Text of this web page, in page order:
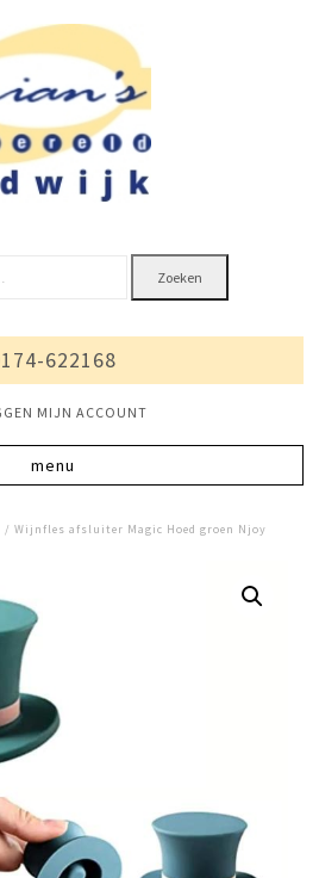
Zoeken
622168
MIJN ACCOUNT
/ Wijnfles afsluiter Magic Hoed groen Njoy